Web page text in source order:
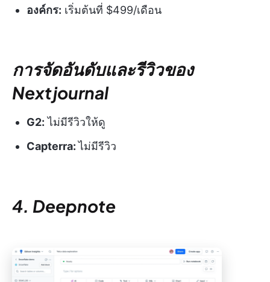
องค์กร: เริ่มต้นที่ $499/เดือน
การจัดอันดับและรีวิวของ
Nextjournal
G2: ไม่มีรีวิวให้ดู
Capterra:ไม่มีรีวิว
4. Deepnote